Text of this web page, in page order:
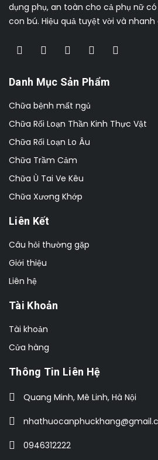
dụng phụ, an toàn cho cả phụ nữ
con bú. Hiệu quả tuyệt vời và nhanh
Danh Mục Sản Phẩm
Chữa bệnh mất ngủ
Chữa Rối Loạn Thần Kinh Thực Vật
Chữa Rối Loạn Lo Âu
Chữa Trầm Cảm
Chữa Ù Tai Ve Kêu
Chữa Xương Khớp
Liên Kết
Câu hỏi thường gặp
Giới thiệu
Liên hệ
Tài Khoản
Tài khoản
Cửa hàng
Thông Tin Liên Hệ
Quang Minh, Mê Linh, Hà Nội
0946312222